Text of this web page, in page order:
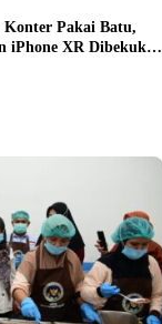
Konter Pakai Batu,
iPhone XR Dibekuk